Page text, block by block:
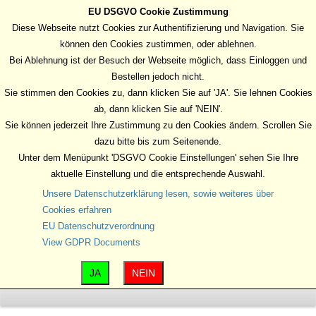
MENU
EU DSGVO Cookie Zustimmung
Diese Webseite nutzt Cookies zur Authentifizierung und Navigation. Sie
können den Cookies zustimmen, oder ablehnen.
Bei Ablehnung ist der Besuch der Webseite möglich, dass Einloggen und
Bestellen jedoch nicht.
Sie stimmen den Cookies zu, dann klicken Sie auf 'JA'. Sie lehnen Cookies
ab, dann klicken Sie auf 'NEIN'.
Sie können jederzeit Ihre Zustimmung zu den Cookies ändern. Scrollen Sie
dazu bitte bis zum Seitenende.
Unter dem Menüpunkt 'DSGVO Cookie Einstellungen' sehen Sie Ihre
aktuelle Einstellung und die entsprechende Auswahl.
Unsere Datenschutzerklärung lesen, sowie weiteres über
Cookies erfahren
EU Datenschutzverordnung
View GDPR Documents
NEIN
JA